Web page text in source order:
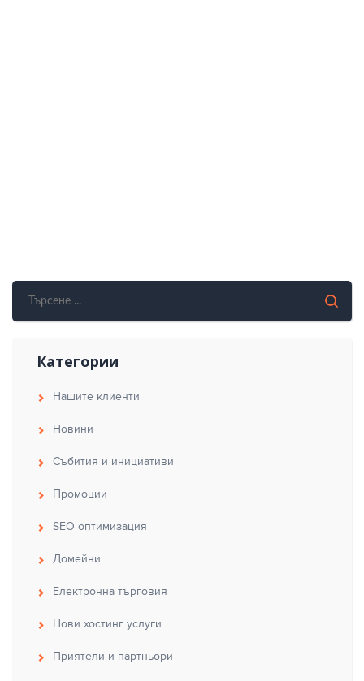
Категории
Нашите клиенти
Новини
Събития и инициативи
Промоции
SEO оптимизация
Домейни
Електронна търговия
Нови хостинг услуги
Приятели и партньори